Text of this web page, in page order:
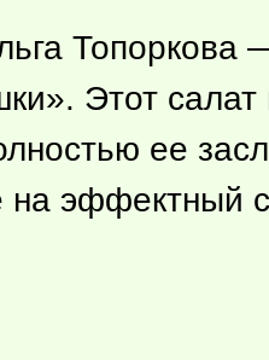
Топоркова
Этот
ее
эффектный